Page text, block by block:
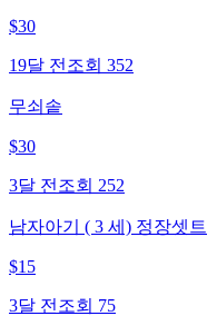
$30
19달 전 조회 352
무쇠솥
$30
3달 전 조회 252
남자아기 ( 3 세) 정장셋트
$15
3달 전 조회 75